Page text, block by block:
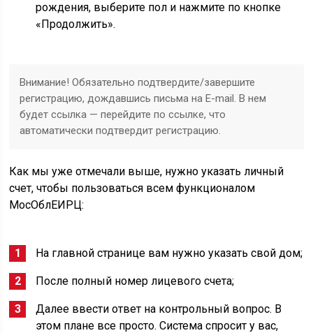
рождения, выберите пол и нажмите по кнопке
«Продолжить».
Внимание! Обязательно подтвердите/завершите
регистрацию, дождавшись письма на E-mail. В нем
будет ссылка — перейдите по ссылке, что
автоматически подтвердит регистрацию.
Как мы уже отмечали выше, нужно указать личный
счет, чтобы пользоваться всем функционалом
MocOблEИPЦ:
На главной странице вам нужно указать свой дом;
После полный номер лицевого счета;
Далее ввести ответ на контрольный вопрос. В
этом плане все просто. Система спросит у вас,